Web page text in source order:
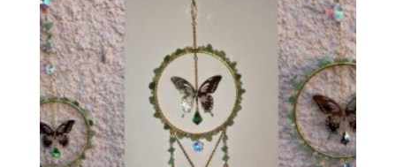
69,30 €.
55,40 €.